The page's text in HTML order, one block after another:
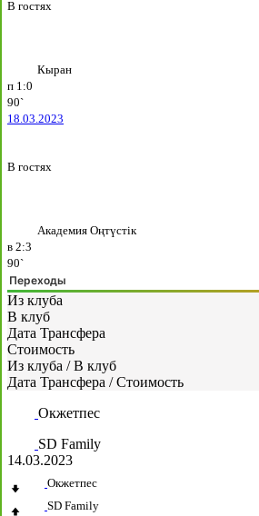
В гостях
Кыран
п 1:0
90`
18.03.2023
В гостях
Академия Оңтүстік
в 2:3
90`
Переходы
Из клуба
В клуб
Дата Трансфера
Стоимость
Из клуба / В клуб
Дата Трансфера / Стоимость
Окжетпес
SD Family
14.03.2023
Окжетпес
SD Family